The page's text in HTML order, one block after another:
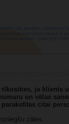
rīkosities, ja klients
un vēlas
parakstītas citai
zāles.